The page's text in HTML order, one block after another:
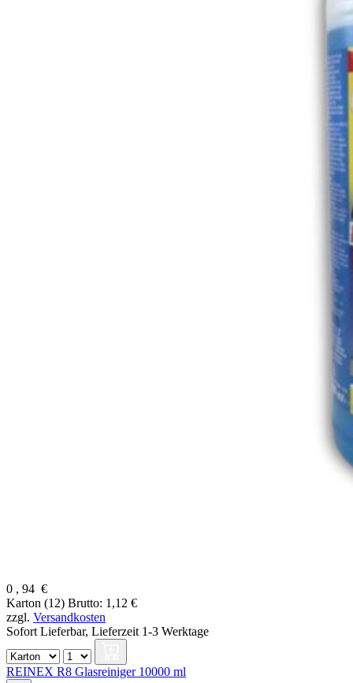
0 , 94 €
Karton (12) Brutto: 1,12 €
zzgl. Versandkosten
Sofort Lieferbar, Lieferzeit 1-3 Werktage
REINEX R8 Glasreiniger 10000 ml